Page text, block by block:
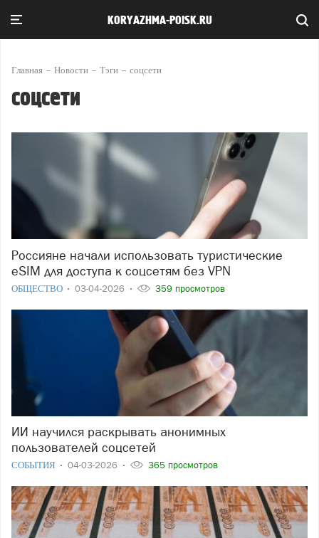
KORYAZHMA-POISK.RU
Главная Новости Тэги соцсети
соцсети
Россияне начали использовать туристические
eSIM для доступа к соцсетям без VPN
ОБЩЕСТВО 03-04-2026 359 просмотров
ИИ научился раскрывать анонимных
пользователей соцсетей
СОБЫТИЯ 04-03-2026 365 просмотров